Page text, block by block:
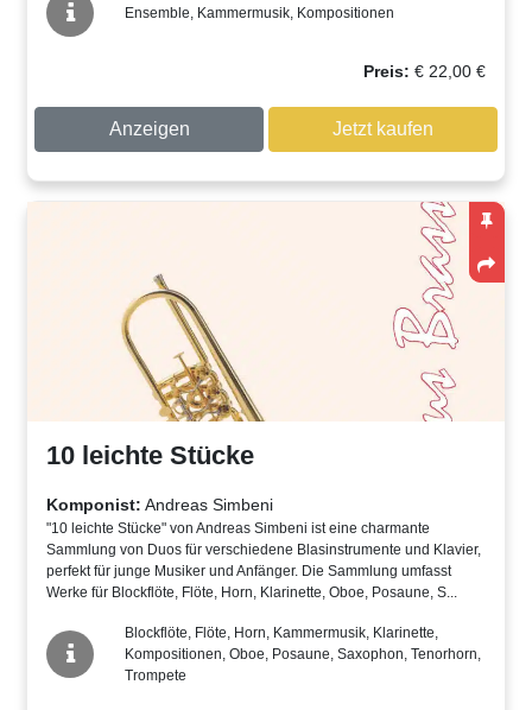
Ensemble, Kammermusik, Kompositionen
Preis: €22,00€
Anzeigen Jetzt kaufen
10 leichte Stücke
Komponist: Andreas Simbeni
"10 leichte Stücke" von Andreas Simbeni ist eine charmante
Sammlung von Duos für verschiedene Blasinstrumente und Klavier,
perfekt für junge Musiker und Anfänger. Die Sammlung umfasst
Werke für Blockflöte, Flöte, Horn, Klarinette, Oboe, Posaune, S...
Blockflöte, Flöte, Horn, Kammermusik, Klarinette,
Kompositionen, Oboe, Posaune, Saxophon, Tenorhorn,
Trompete